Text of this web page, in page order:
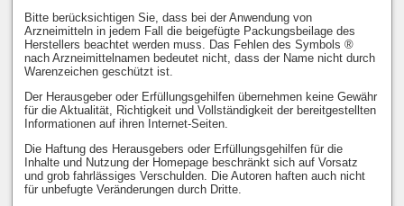
Bitte berücksichtigen Sie, dass bei der Anwendung von
Arzneimitteln in jedem Fall die beigefügte Packungsbeilage des
Herstellers beachtet werden muss. Das Fehlen des Symbols ®
nach Arzneimittelnamen bedeutet nicht, dass der Name nicht durch
Warenzeichen geschützt ist.
Der Herausgeber oder Erfüllungsgehilfen übernehmen keine Gewähr
für die Aktualität, Richtigkeit und Vollständigkeit der bereitgestellten
Informationen auf ihren Internet-Seiten.
Die Haftung des Herausgebers oder Erfüllungsgehilfen für die
Inhalte und Nutzung der Homepage beschränkt sich auf Vorsatz
und grob fahrlässiges Verschulden. Die Autoren haften auch nicht
für unbefugte Veränderungen durch Dritte.